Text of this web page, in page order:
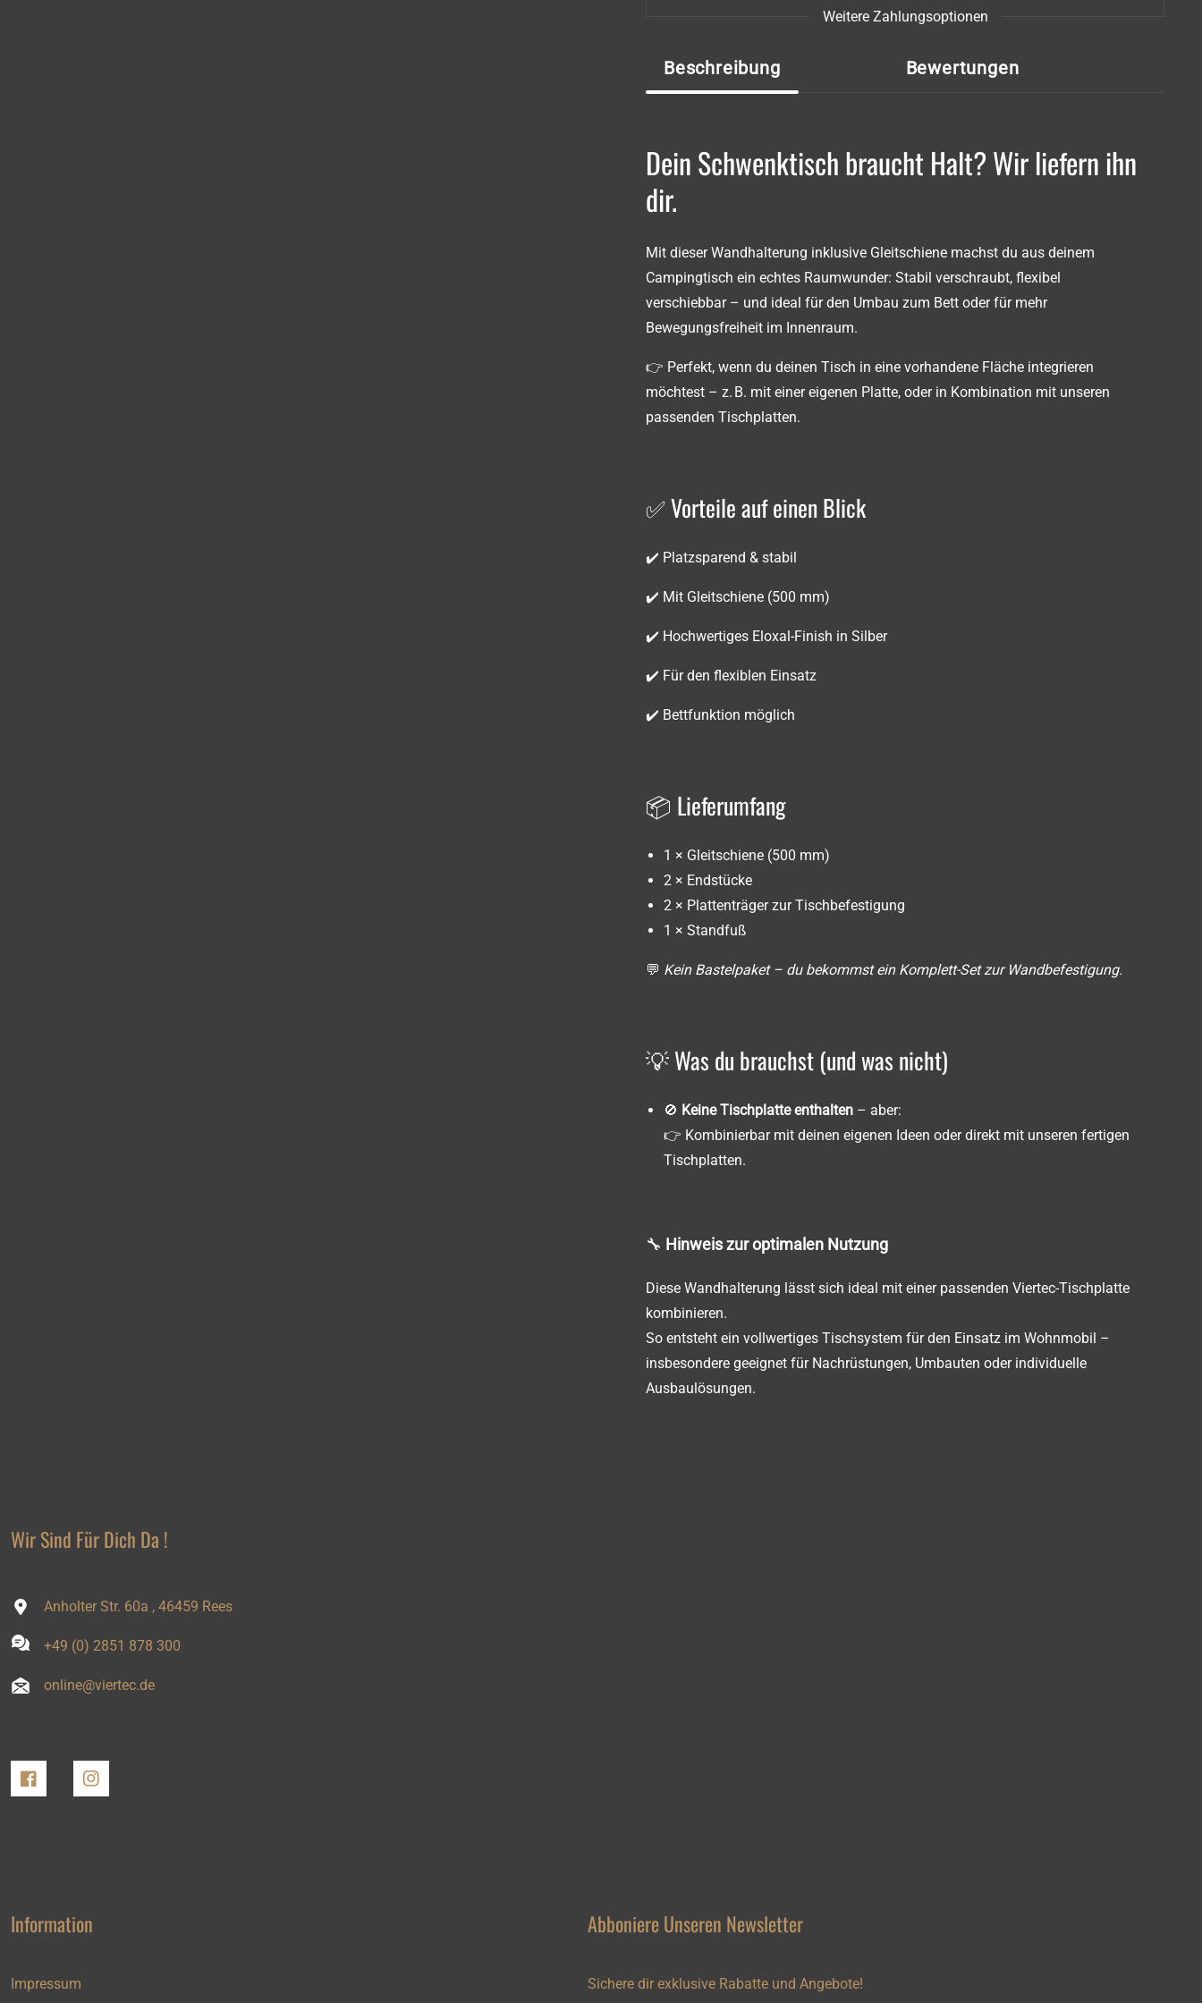
Weitere Zahlungsoptionen
Beschreibung Bewertungen
Dein Schwenktisch braucht Halt? Wir liefern ihn
dir.
Mit dieser Wandhalterung inklusive Gleitschiene machst du aus deinem
Campingtisch ein echtes Raumwunder: Stabil verschraubt, flexibel
verschiebbar – und ideal für den Umbau zum Bett oder für mehr
Bewegungsfreiheit im Innenraum.
👉 Perfekt, wenn du deinen Tisch in eine vorhandene Fläche integrieren
möchtest – z. B. mit einer eigenen Platte, oder in Kombination mit unseren
passenden Tischplatten.
✅ Vorteile auf einen Blick
✔️ Platzsparend & stabil
✔️ Mit Gleitschiene (500 mm)
✔️ Hochwertiges Eloxal-Finish in Silber
✔️ Für den flexiblen Einsatz
✔️ Bettfunktion möglich
📦 Lieferumfang
1 × Gleitschiene (500 mm)
2 × Endstücke
2 × Plattenträger zur Tischbefestigung
1 × Standfuß
💬 Kein Bastelpaket – du bekommst ein Komplett-Set zur Wandbefestigung.
💡 Was du brauchst (und was nicht)
🚫 Keine Tischplatte enthalten – aber:
👉 Kombinierbar mit deinen eigenen Ideen oder direkt mit unseren fertigen
Tischplatten.
🔧 Hinweis zur optimalen Nutzung
Diese Wandhalterung lässt sich ideal mit einer passenden Viertec-Tischplatte
kombinieren.
So entsteht ein vollwertiges Tischsystem für den Einsatz im Wohnmobil –
insbesondere geeignet für Nachrüstungen, Umbauten oder individuelle
Ausbaulösungen.
Wir Sind Für Dich Da !
Anholter Str. 60a , 46459 Rees
+49 (0) 2851 878 300
online@viertec.de
FacebookInstagram
Information
Impressum
Abboniere Unseren Newsletter
Sichere dir exklusive Rabatte und Angebote!